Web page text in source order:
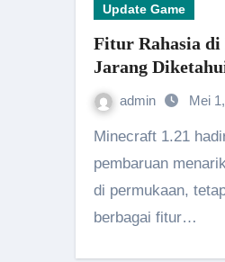
Update Game
Fitur Rahasia di
Jarang
admin Mei
Minecraft 1.21 hadir dengan banyak
pembaruan
di permukaan,
berbagai fitur…